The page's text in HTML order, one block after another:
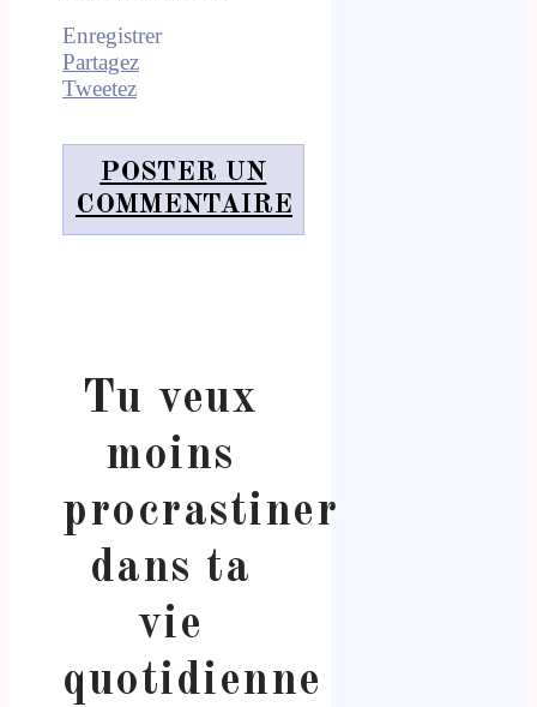
Enregistrer
Partagez
Tweetez
POSTER UN
COMMENTAIRE
Tu veux
moins
procrastiner
dans ta
vie
quotidienne